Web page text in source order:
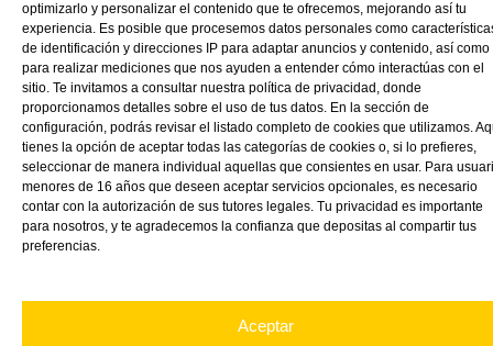
optimizarlo y personalizar el contenido que te ofrecemos, mejorando así tu
experiencia. Es posible que procesemos datos personales como
de identificación y direcciones IP para adaptar anuncios y contenido, así como
para realizar mediciones que nos ayuden a entender cómo interactúas con el
sitio. Te invitamos a consultar nuestra política de privacidad, donde
proporcionamos detalles sobre el uso de tus datos. En la sección de
configuración, podrás revisar el listado completo de cookies que utilizamos.
tienes la opción de aceptar todas las categorías de cookies o, si lo prefieres,
seleccionar de manera individual aquellas que consientes en usar. Para
menores de 16 años que deseen aceptar servicios opcionales, es necesario
contar con la autorización de sus tutores legales. Tu privacidad es importante
para nosotros, y te agradecemos la confianza que depositas al compartir tus
preferencias.
Aceptar
queremos daros a conocer los principales materiales náuticos con
[…]
Read More »